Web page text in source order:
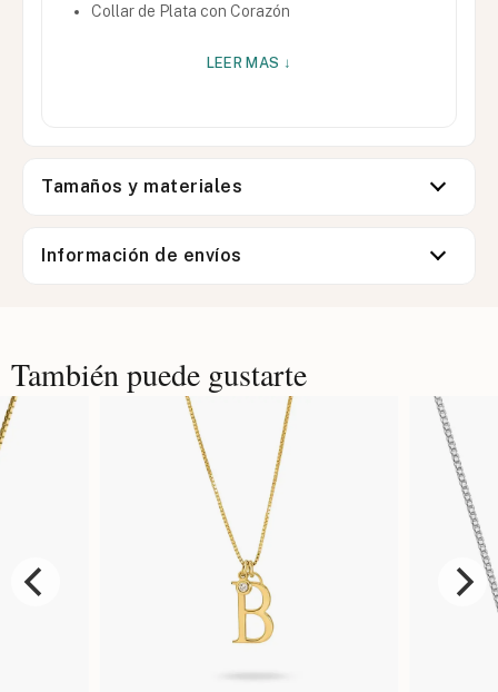
Collar de Plata con Corazón
LEER MAS ↓
Tamaños y materiales
Información de envíos
También puede gustarte